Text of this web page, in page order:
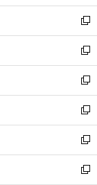
ウ
で
開
く
ン
ド
ウ
で
開
く
新
し
い
ウ
ィ
ン
ド
ウ
で
開
く
新
し
い
ウ
ィ
ン
ド
ウ
で
新
し
い
ウ
ィ
ン
ド
新
し
い
ウ
ィ
新
し
い
新